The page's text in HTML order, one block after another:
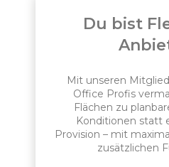
Du bist
Mit unseren
Office Profis
Flächen zu
Konditionen statt
Provision – mit
zusätzlichen